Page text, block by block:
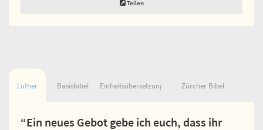
Teilen
Luther Basisbibel Einheitsübersetzung Zürcher Bibel
“Ein neues Gebot gebe ich euch, dass ihr